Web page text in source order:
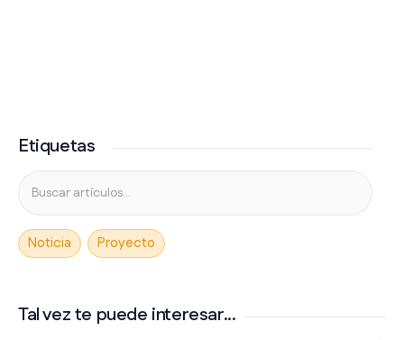
Etiquetas
Noticia Proyecto
Tal vez te puede interesar...